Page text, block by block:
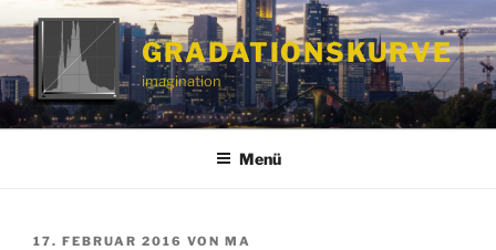
Inhalt
springen
GRADATIONSKURVE
imagination
Menü
VERÖFFENTLICHT
17. FEBRUAR 2016 VON MA